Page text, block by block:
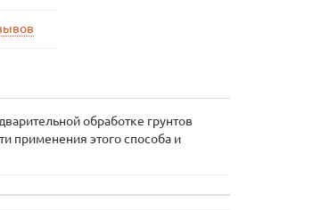
обработке грунтов
применения этого способа и